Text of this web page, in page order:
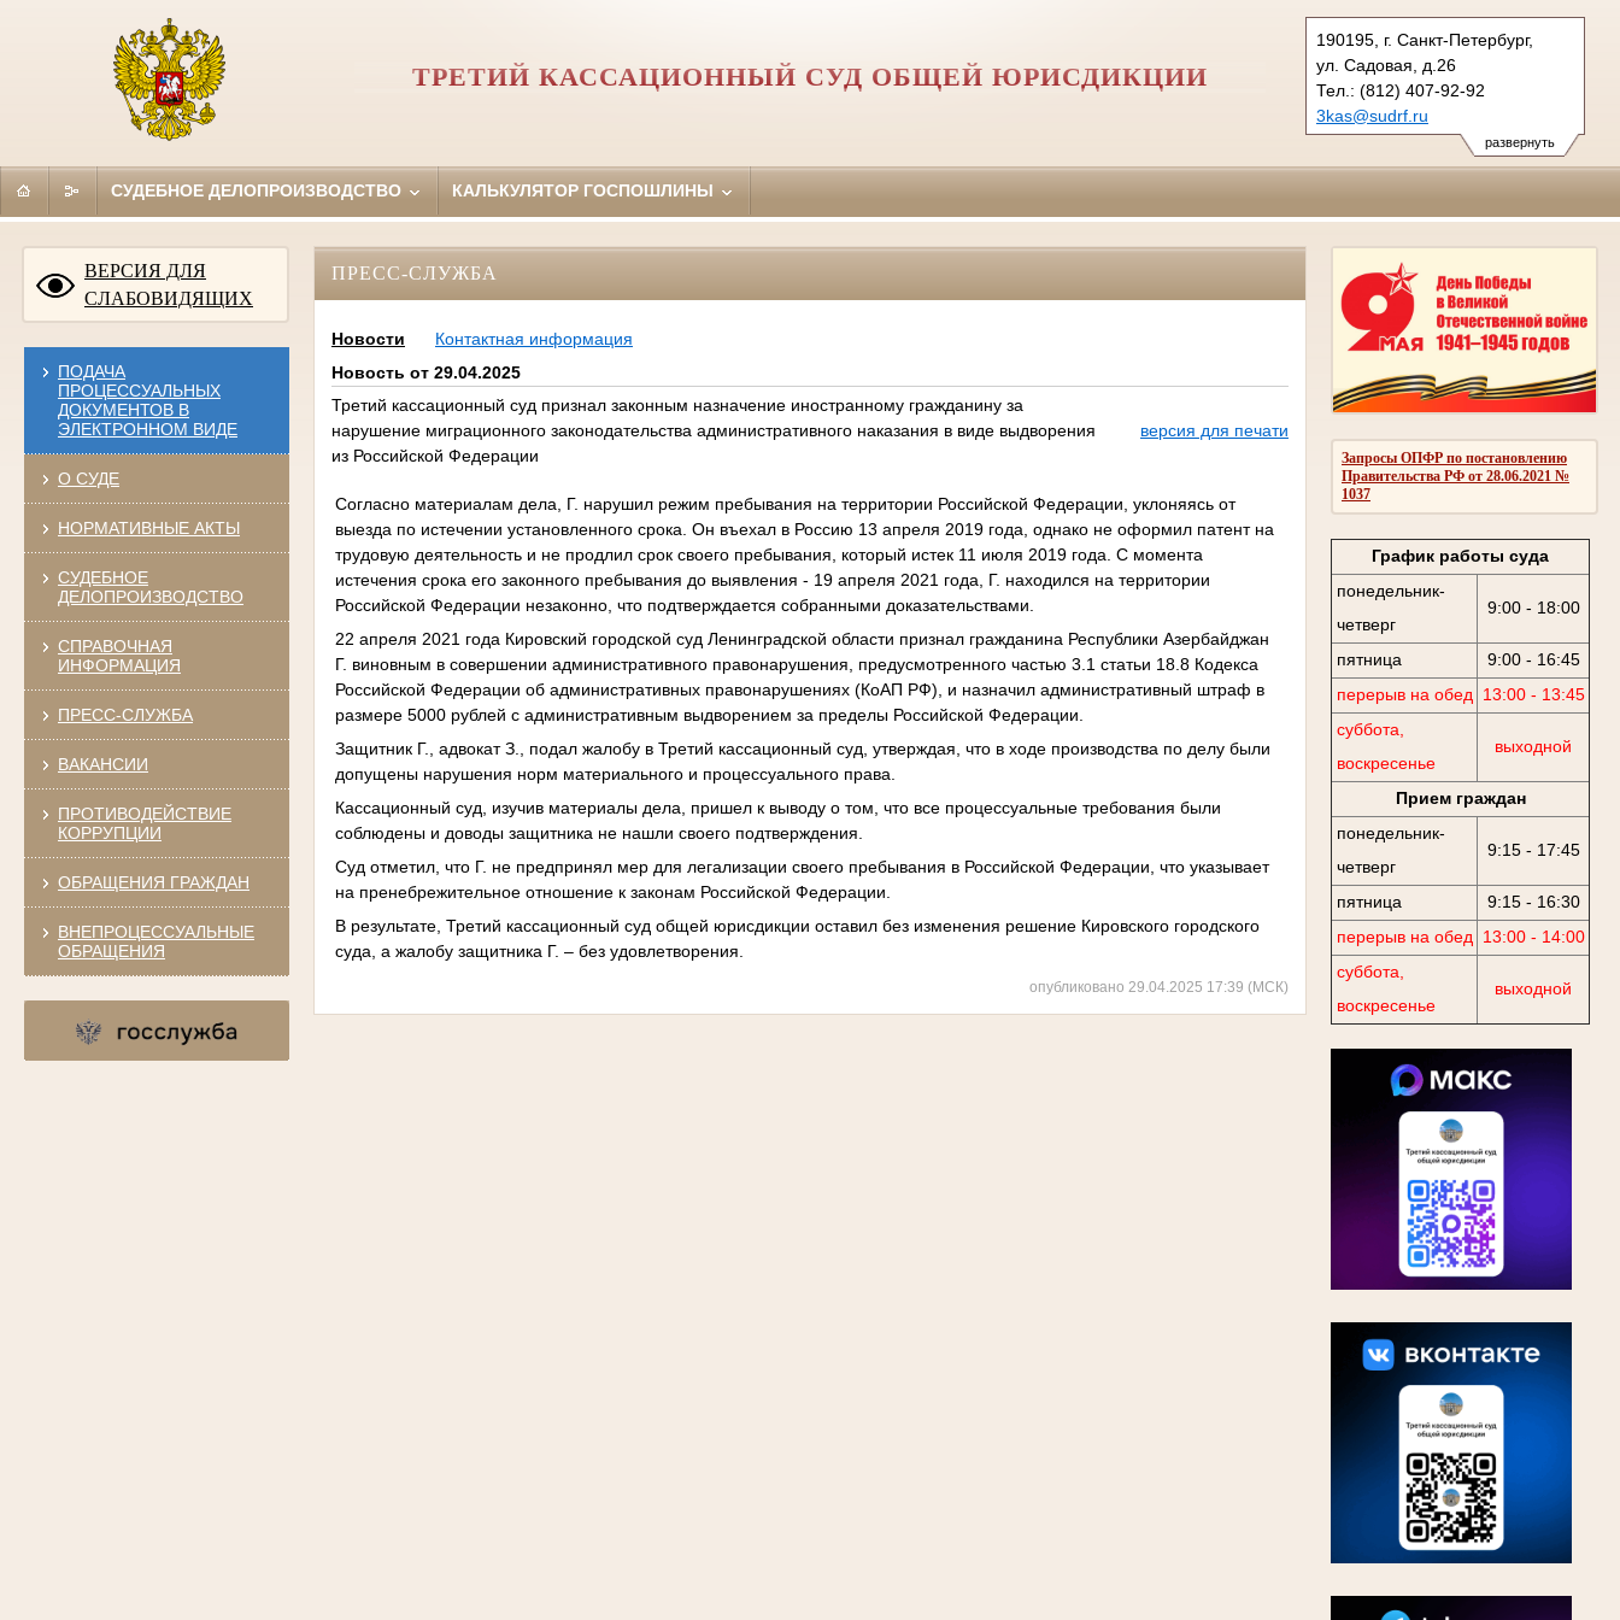
развернуть
190195, г. Санкт-Петербург,
ул. Садовая, д.26
Тел.: (812) 407-92-92
3kas@sudrf.ru
ТРЕТИЙ КАССАЦИОННЫЙ СУД ОБЩЕЙ ЮРИСДИКЦИИ
СУДЕБНОЕ ДЕЛОПРОИЗВОДСТВО КАЛЬКУЛЯТОР ГОСПОШЛИНЫ
ВЕРСИЯ ДЛЯ
СЛАБОВИДЯЩИХ
ПОДАЧА
ПРОЦЕССУАЛЬНЫХ
ДОКУМЕНТОВ В
ЭЛЕКТРОННОМ ВИДЕ
О СУДЕ
НОРМАТИВНЫЕ АКТЫ
СУДЕБНОЕ
ДЕЛОПРОИЗВОДСТВО
СПРАВОЧНАЯ
ИНФОРМАЦИЯ
ПРЕСС-СЛУЖБА
ВАКАНСИИ
ПРОТИВОДЕЙСТВИЕ
КОРРУПЦИИ
ОБРАЩЕНИЯ ГРАЖДАН
ВНЕПРОЦЕССУАЛЬНЫЕ
ОБРАЩЕНИЯ
Запросы ОПФР по постановлению
Правительства РФ от 28.06.2021 №
1037
График работы суда
понедельник-
четверг
9:00 - 18:00
пятница
9:00 - 16:45
перерыв на обед 13:00 - 13:45
суббота,
воскресенье
выходной
Прием граждан
понедельник-
четверг
9:15 - 17:45
пятница
9:15 - 16:30
перерыв на обед 13:00 - 14:00
суббота,
воскресенье
выходной
ПРЕСС-СЛУЖБА
Новости
Контактная информация
Новость от 29.04.2025
Третий кассационный суд признал законным назначение иностранному гражданину за
нарушение миграционного законодательства административного наказания в виде выдворения
из Российской Федерации
версия для печати
Согласно материалам дела, Г. нарушил режим пребывания на территории Российской Федерации, уклоняясь от
выезда по истечении установленного срока. Он въехал в Россию 13 апреля 2019 года, однако не оформил патент на
трудовую деятельность и не продлил срок своего пребывания, который истек 11 июля 2019 года. С момента
истечения срока его законного пребывания до выявления - 19 апреля 2021 года, Г. находился на территории
Российской Федерации незаконно, что подтверждается собранными доказательствами.
22 апреля 2021 года Кировский городской суд Ленинградской области признал гражданина Республики Азербайджан
Г. виновным в совершении административного правонарушения, предусмотренного частью 3.1 статьи 18.8 Кодекса
Российской Федерации об административных правонарушениях (КоАП РФ), и назначил административный штраф в
размере 5000 рублей с административным выдворением за пределы Российской Федерации.
Защитник Г., адвокат З., подал жалобу в Третий кассационный суд, утверждая, что в ходе производства по делу были
допущены нарушения норм материального и процессуального права.
Кассационный суд, изучив материалы дела, пришел к выводу о том, что все процессуальные требования были
соблюдены и доводы защитника не нашли своего подтверждения.
Суд отметил, что Г. не предпринял мер для легализации своего пребывания в Российской Федерации, что указывает
на пренебрежительное отношение к законам Российской Федерации.
В результате, Третий кассационный суд общей юрисдикции оставил без изменения решение Кировского городского
суда, а жалобу защитника Г. – без удовлетворения.
опубликовано 29.04.2025 17:39 (МСК)